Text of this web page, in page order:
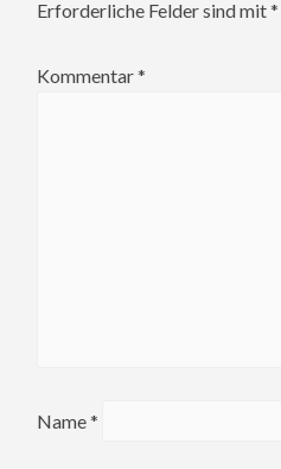
Erforderliche Felder sind mit*
Kommentar*
Name*